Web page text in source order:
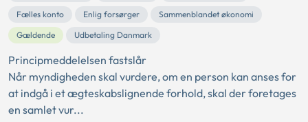
Fælles konto
Enlig forsørger
Sammenblandet økonomi
Gældende
Udbetaling Danmark
Principmeddelelsen fastslår
Når myndigheden skal vurdere, om en person kan anses for
at indgå i et ægteskabslignende forhold, skal der foretages
en samlet vur...